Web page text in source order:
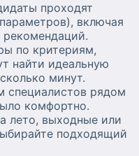
проходят
включая
по критериям,
найти идеальную
минут.
специалистов рядом
комфортно.
лето, выходные или
подходящий